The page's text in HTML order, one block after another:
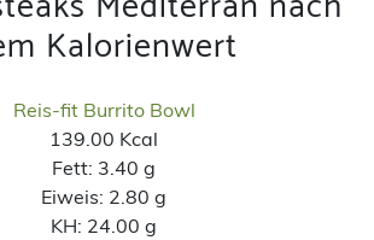
Kalorienwert
Reis-fit Burrito Bowl
139.00 Kcal
Fett: 3.40 g
Eiweis: 2.80 g
KH: 24.00 g